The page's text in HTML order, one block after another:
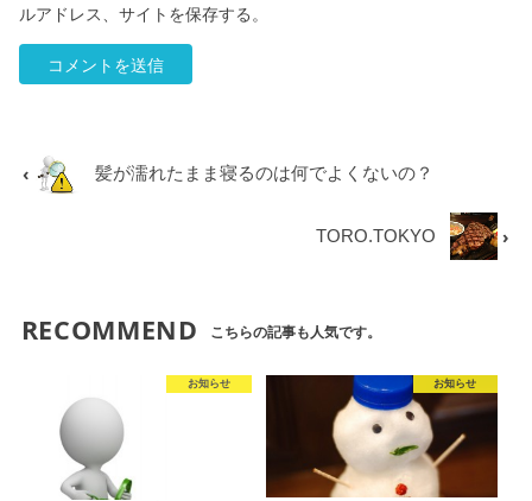
ルアドレス、サイトを保存する。
髪が濡れたまま寝るのは何でよくないの？
TORO.TOKYO
RECOMMEND こちらの記事も人気です。
お知らせ お知らせ